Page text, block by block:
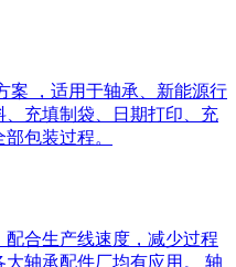
案 ，适用于轴承、新能源行
充填制袋、日期打印、充
包装过程。
合生产线速度，减少过程
轴承配件厂均有应用。 轴